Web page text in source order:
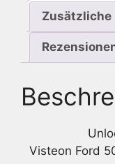
6S61-
Menge
Zusätzliche
Visteon Ford